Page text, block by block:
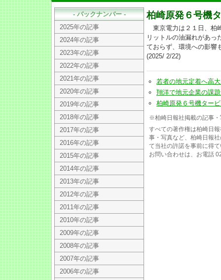
柏崎原発６号機
東京電力は２１日、柏
リットルの油漏れがあっ
ておらず、環境への影響
(2025/ 2/22)
若者の地元定着へ高
翔洋で地元企業の課
柏崎原発６号機ター
※柏崎日報社掲載の記事
すべての著作権は柏崎日
事・写真など、柏崎日報
て当社の許諾を事前に得
お問い合わせは、お電話
- バックナンバー -
2025年の記事
2024年の記事
2023年の記事
2022年の記事
2021年の記事
2020年の記事
2019年の記事
2018年の記事
2017年の記事
2016年の記事
2015年の記事
2014年の記事
2013年の記事
2012年の記事
2011年の記事
2010年の記事
2009年の記事
2008年の記事
2007年の記事
2006年の記事